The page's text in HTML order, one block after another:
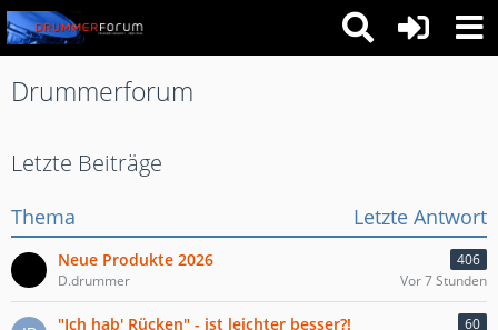
Drummerforum
Letzte Beiträge
Thema Letzte Antwort
Neue Produkte 2026
406
D.drummer
Vor 7 Stunden
"Ich hab' Rücken" - ist leichter besser?!
60